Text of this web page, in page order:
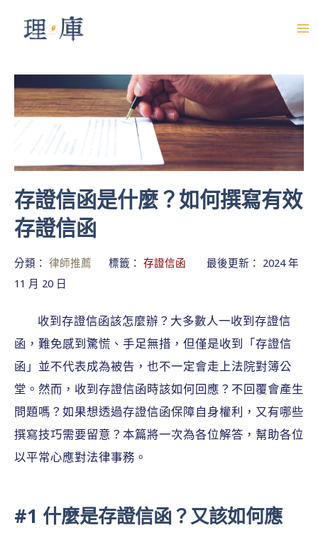
A
I
N
M
E
N
存證信函是什麼？如何撰寫有效
存證信函
分類： 律師推薦 標籤： 存證信函
最後更新： 2024 年
11 月 20 日
收到存證信函該怎麼辦？大多數人一收到存證信
函，難免感到驚慌、手足無措，但僅是收到「存證信
函」並不代表成為被告，也不一定會走上法院對簿公
堂。然而，收到存證信函時該如何回應？不回覆會產生
問題嗎？如果想透過存證信函保障自身權利，又有哪些
撰寫技巧需要留意？本篇將一次為各位解答，幫助各位
以平常心應對法律事務。
#1 什麼是存證信函？又該如何應